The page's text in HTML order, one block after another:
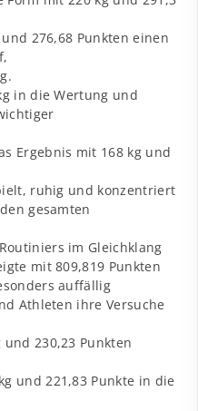
276,68 Punkten einen
in die Wertung und
Ergebnis mit 168 kg und
ruhig und konzentriert
gesamten
im Gleichklang
mit 809,819 Punkten
auffällig
Athleten ihre Versuche
und 230,23 Punkten
und 221,83 Punkte in die